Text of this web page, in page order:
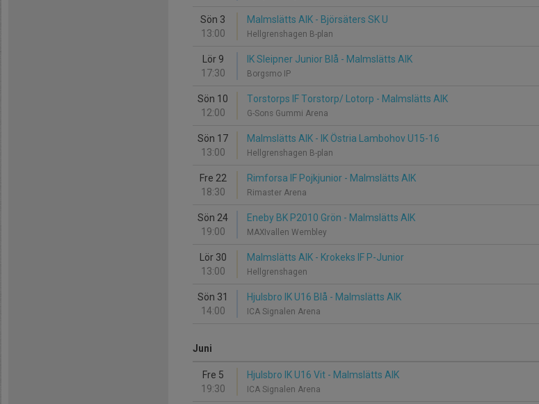
Sön 3
13:00
Malmslätts AIK - Björsäters SK U
Hellgrenshagen B-plan
Lör 9
17:30
IK Sleipner Junior Blå - Malmslätts AIK
Borgsmo IP
Sön 10
12:00
Torstorps IF Torstorp/ Lotorp - Malmslätts AIK
G-Sons Gummi Arena
Sön 17
13:00
Malmslätts AIK - IK Östria Lambohov U15-16
Hellgrenshagen B-plan
Fre 22
18:30
Rimforsa IF Pojkjunior - Malmslätts AIK
Rimaster Arena
Sön 24
19:00
Eneby BK P2010 Grön - Malmslätts AIK
MAXIvallen Wembley
Lör 30
13:00
Malmslätts AIK - Krokeks IF P-Junior
Hellgrenshagen
Sön 31
14:00
Hjulsbro IK U16 Blå - Malmslätts AIK
ICA Signalen Arena
Juni
Fre 5
19:30
Hjulsbro IK U16 Vit - Malmslätts AIK
ICA Signalen Arena